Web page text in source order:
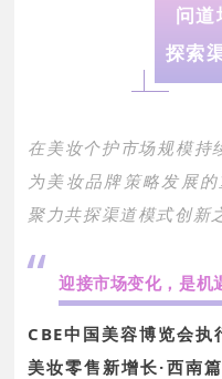
问道
探索
在美妆个护市场规模持
为美妆品牌策略发展
聚力共探渠道模式创新
“ 迎接市场变化，是机
CBE中国美容博览会执
美妆零售新增长·西南篇